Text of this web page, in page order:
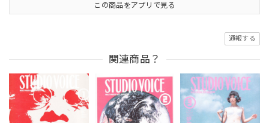
この商品をアプリで見る
通報する
関連商品？